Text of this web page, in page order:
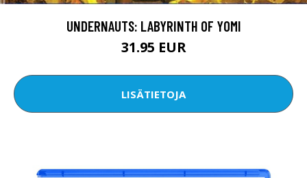
UNDERNAUTS: LABYRINTH OF YOMI
31.95 EUR
LISÄTIETOJA